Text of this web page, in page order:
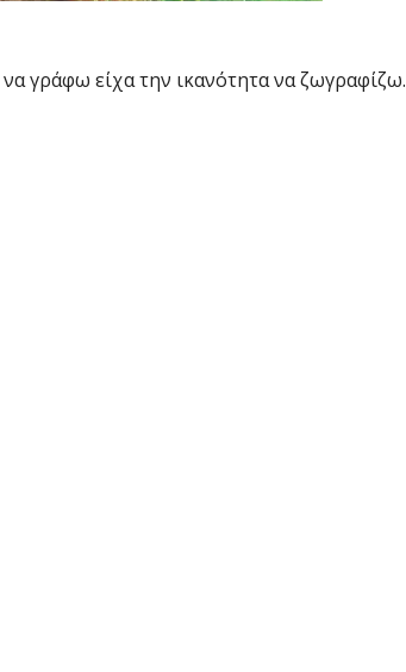
γράφω είχα την ικανότητα να ζωγραφίζω.